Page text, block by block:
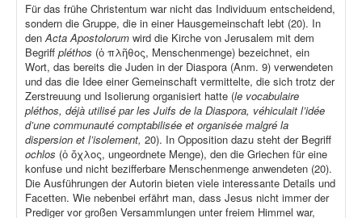
Für das frühe Christentum war nicht das Individuum entscheidend,
sondern die Gruppe, die in einer Hausgemeinschaft lebt (20). In
denActa Apostolorum wird die Kirche von Jerusalem mit dem
Begriff pléthos (ὁ πλῆθος, Menschenmenge) bezeichnet, ein
Wort, das bereits die Juden in der Diaspora (Anm. 9) verwendeten
und das die Idee einer Gemeinschaft vermittelte, die sich trotz der
Zerstreuung und Isolierung organisiert hatte (le vocabulaire
pléthos, déjà utilisé par les Juifs de la Diaspora, véhiculait l’idée
d’une communauté comptabilisée et organisée malgré la
dispersion et l’isolement, 20). In Opposition dazu steht der Begriff
ochlos (ὁ ὄχλος, ungeordnete Menge), den die Griechen für eine
konfuse und nicht bezifferbare Menschenmenge anwendeten (20).
Die Ausführungen der Autorin bieten viele interessante Details und
Facetten. Wie nebenbei erfährt man, dass Jesus nicht immer der
Prediger vor großen Versammlungen unter freiem Himmel war,